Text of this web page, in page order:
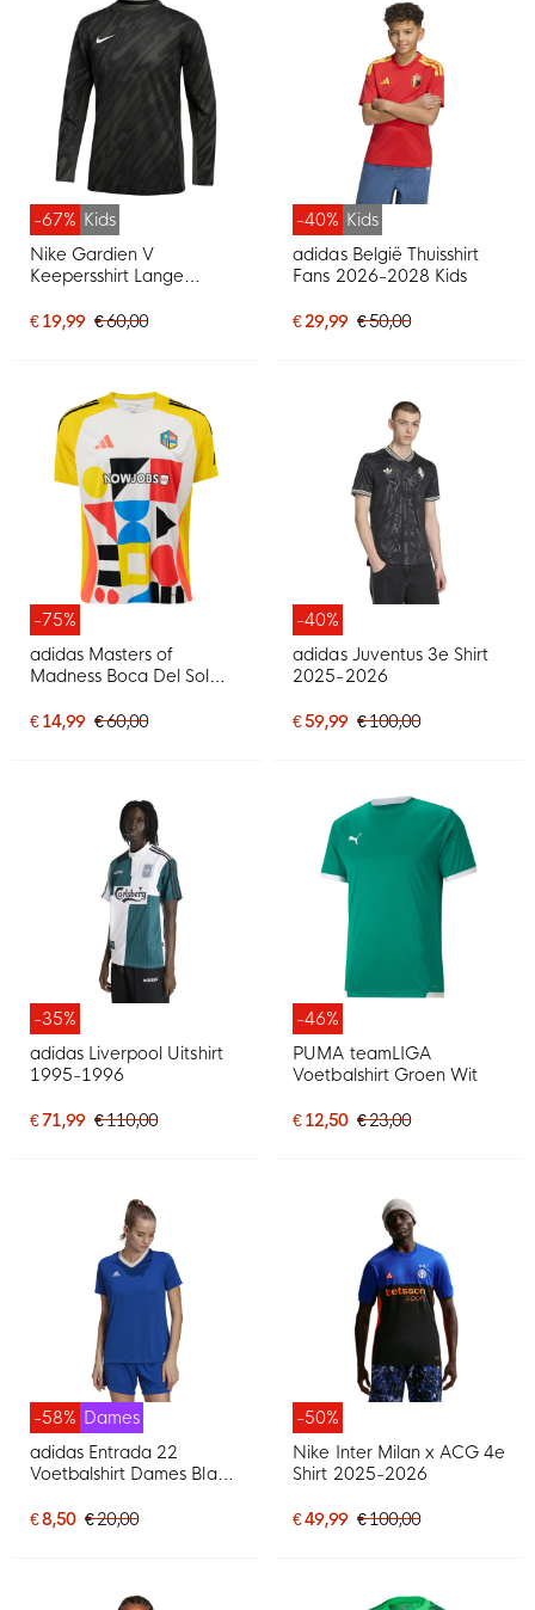
-67% Kids
Nike Gardien V
Keepersshirt Lange
Zwart Wit
€ 19,99 € 60,00
-40% Kids
adidas België Thuisshirt
Fans 2026-2028 Kids
€ 29,99 € 50,00
-75%
adidas Masters of
Madness Boca Del Sol
Multicolor
€ 14,99 € 60,00
-40%
adidas Juventus 3e Shirt
2025-2026
€ 59,99 € 100,00
-35%
adidas Liverpool Uitshirt
1995-1996
€ 71,99 € 110,00
-46%
PUMA teamLIGA
Voetbalshirt Groen Wit
€ 12,50 € 23,00
-58% Dames
adidas Entrada 22
Voetbalshirt Dames Blauw
€ 8,50 € 20,00
-50%
Nike Inter Milan x ACG 4e
Shirt 2025-2026
€ 49,99 € 100,00